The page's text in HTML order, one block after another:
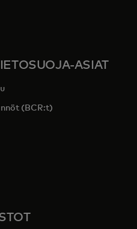
tab
ASIAT
(BCR:t)